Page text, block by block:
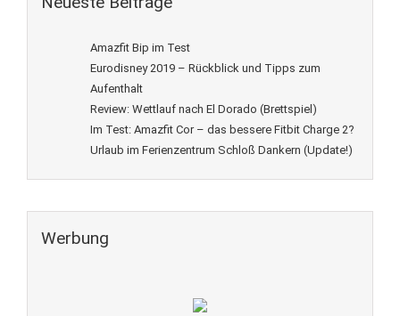
Amazfit Bip im Test
Eurodisney 2019 – Rückblick und Tipps zum
Aufenthalt
Review: Wettlauf nach El Dorado (Brettspiel)
Im Test: Amazfit Cor – das bessere Fitbit Charge 2?
Urlaub im Ferienzentrum Schloß Dankern (Update!)
Werbung